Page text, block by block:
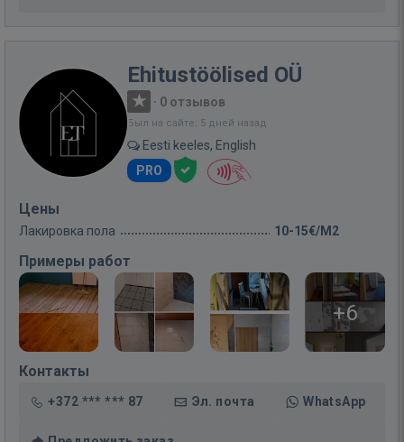
Ehitustöölised OÜ
· 0 отзывов
Был на сайте: 5 дней назад
Eesti keeles, English
PRO
Цены
Лакировка пола 10-15€/M2
Примеры работ
+6
Контакты
+372 *** *** 87 Эл. почта WhatsApp